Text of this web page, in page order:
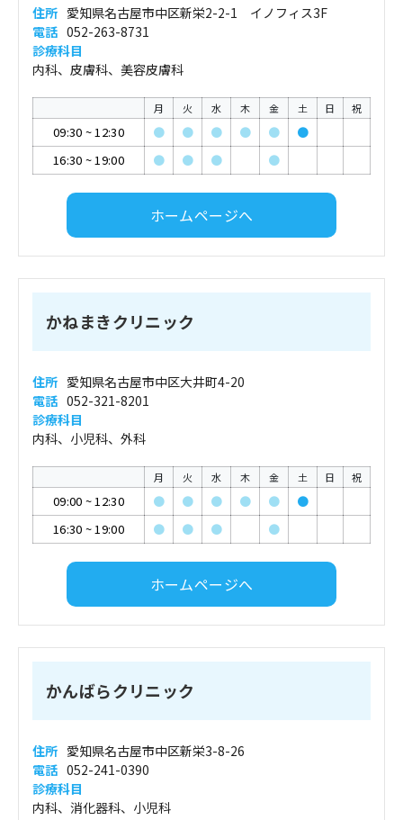
住所 愛知県名古屋市中区新栄2-2-1 イノフィス3F
電話 052-263-8731
診療科目
内科、皮膚科、美容皮膚科
月 火 水 木 金 土 日 祝
09:30 ~12:30 ● ● ● ● ●
●
16:30 ~19:00 ● ● ● ●
ホームページへ
かねまきクリニック
住所 愛知県名古屋市中区大井町4-20
電話 052-321-8201
診療科目
内科、小児科、外科
月 火 水 木 金 土 日 祝
09:00 ~12:30 ● ● ● ● ●
●
16:30 ~19:00 ● ● ● ●
ホームページへ
かんばらクリニック
住所 愛知県名古屋市中区新栄3-8-26
電話 052-241-0390
診療科目
内科、消化器科、小児科